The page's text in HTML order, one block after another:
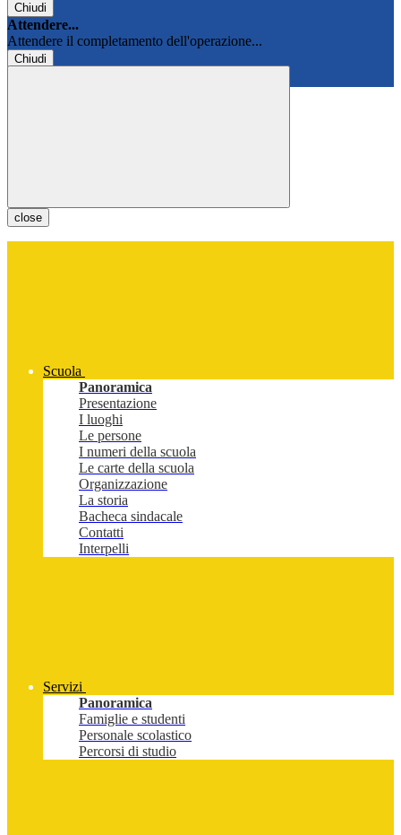
Chiudi
Attendere...
Attendere il completamento dell'operazione...
Chiudi
close
Scuola
Panoramica
Presentazione
I luoghi
Le persone
I numeri della scuola
Le carte della scuola
Organizzazione
La storia
Bacheca sindacale
Contatti
Interpelli
Servizi
Panoramica
Famiglie e studenti
Personale scolastico
Percorsi di studio